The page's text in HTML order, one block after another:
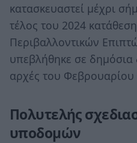
κατασκευαστεί μέχρι
τέλος του 2024
Περιβαλλοντικών
υπεβλήθηκε σε δημόσια
αρχές του Φεβρουαρίου
Πολυτελής
υποδομών